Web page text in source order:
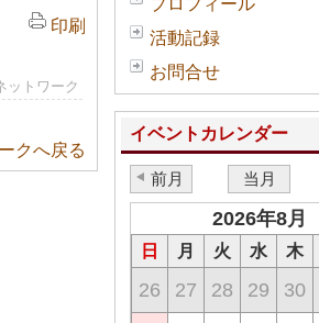
印刷
ットワーク
クへ戻る
プロフィール
活動記録
お問合せ
イベントカレンダー
前月 当月
2026年8月
日 月 火 水 木
26 27 28 29 30